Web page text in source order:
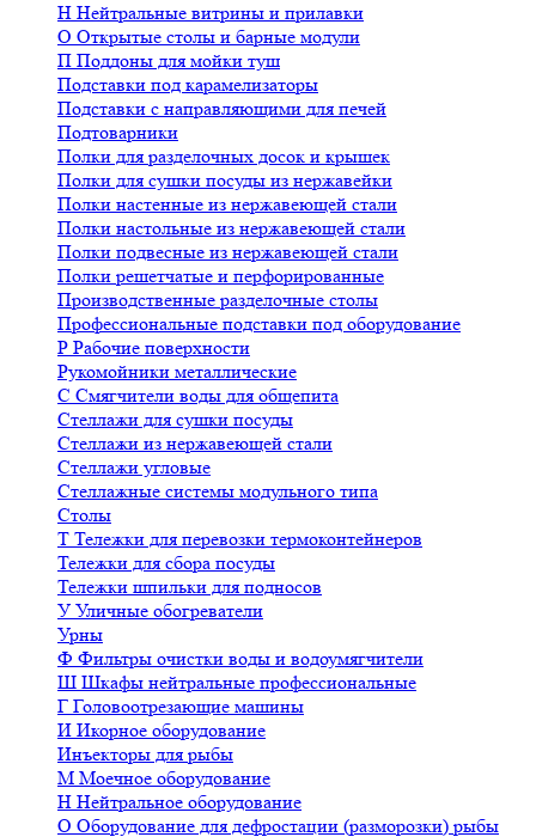
Н Нейтральные витрины и прилавки
О Открытые столы и барные модули
П Поддоны для мойки туш
Подставки под карамелизаторы
Подставки с направляющими для печей
Подтоварники
Полки для разделочных досок и крышек
Полки для сушки посуды из нержавейки
Полки настенные из нержавеющей стали
Полки настольные из нержавеющей стали
Полки подвесные из нержавеющей стали
Полки решетчатые и перфорированные
Производственные разделочные столы
Профессиональные подставки под оборудование
Р Рабочие поверхности
Рукомойники металлические
С Смягчители воды для общепита
Стеллажи для сушки посуды
Стеллажи из нержавеющей стали
Стеллажи угловые
Стеллажные системы модульного типа
Столы
Т Тележки для перевозки термоконтейнеров
Тележки для сбора посуды
Тележки шпильки для подносов
У Уличные обогреватели
Урны
Ф Фильтры очистки воды и водоумягчители
Ш Шкафы нейтральные профессиональные
Г Головоотрезающие машины
И Икорное оборудование
Инъекторы для рыбы
М Моечное оборудование
Н Нейтральное оборудование
О Оборудование для дефростации (разморозки) рыбы